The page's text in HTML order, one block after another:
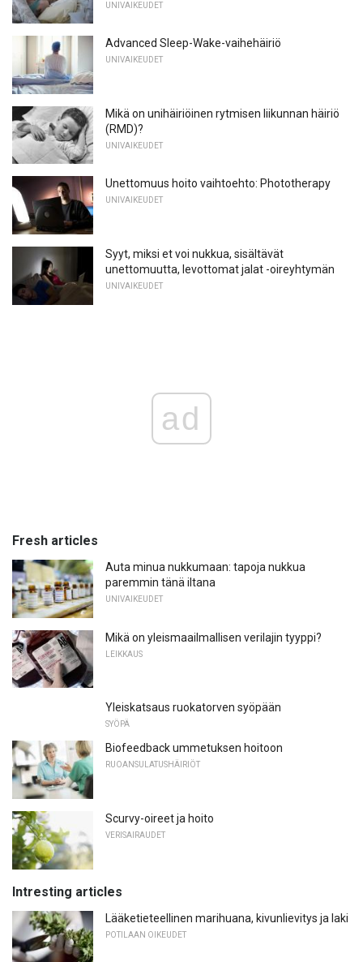
UNIVAIKEUDET
Advanced Sleep-Wake-vaihehäiriö
UNIVAIKEUDET
Mikä on unihäiriöinen rytmisen liikunnan häiriö
(RMD)?
UNIVAIKEUDET
Unettomuus hoito vaihtoehto: Phototherapy
UNIVAIKEUDET
Syyt, miksi et voi nukkua, sisältävät
unettomuutta, levottomat jalat -oireyhtymän
UNIVAIKEUDET
ad
Fresh articles
Auta minua nukkumaan: tapoja nukkua
paremmin tänä iltana
UNIVAIKEUDET
Mikä on yleismaailmallisen verilajin tyyppi?
LEIKKAUS
Yleiskatsaus ruokatorven syöpään
SYÖPÄ
Biofeedback ummetuksen hoitoon
RUOANSULATUSHÄIRIÖT
Scurvy-oireet ja hoito
VERISAIRAUDET
Intresting articles
Lääketieteellinen marihuana, kivunlievitys ja laki
POTILAAN OIKEUDET